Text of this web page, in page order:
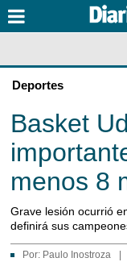
Deportes
Basket
menos 8
Grave lesión ocurrió
definirá sus
Por: Paulo Inostroza